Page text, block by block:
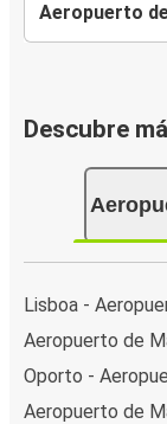
Aeropuerto
Descubre
Lisboa -
Aeropuerto de
Oporto -
Aeropuerto de